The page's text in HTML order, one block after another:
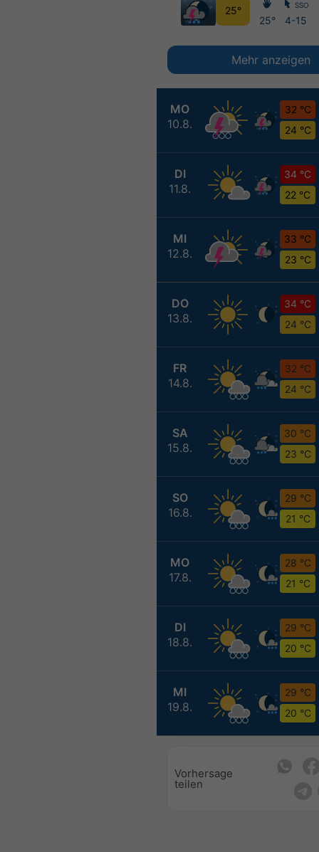
MO
10.8.
32 °C
24 °C
DI
11.8.
34 °C
22 °C
MI
12.8.
33 °C
23 °C
DO
13.8.
34 °C
24 °C
FR
14.8.
32 °C
24 °C
SA
15.8.
30 °C
23 °C
SO
16.8.
29 °C
21 °C
MO
17.8.
28 °C
21 °C
DI
18.8.
29 °C
20 °C
MI
19.8.
29 °C
20 °C
25°
25°
SSO
4-15
Mehr anzeigen
Vorhersage
teilen